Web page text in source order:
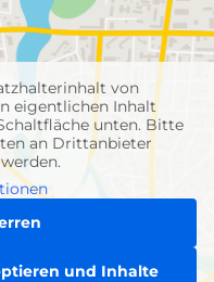
von
eigentlichen Inhalt
unten. Bitte
an Drittanbieter
und Inhalte